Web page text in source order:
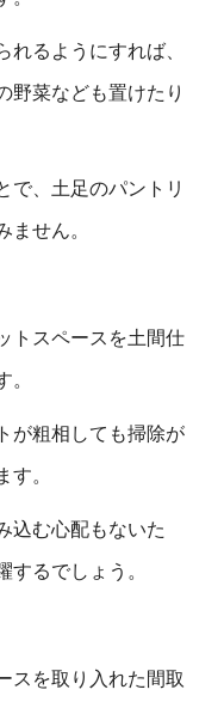
れるようにすれば、
野菜なども置けたり
で、土足のパントリ
ません。
トスペースを土間仕
。
が粗相しても掃除が
す。
込む心配もないた
するでしょう。
スを取り入れた間取